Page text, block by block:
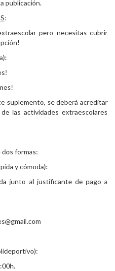
publicación.
:
pero necesitas cubrir
suplemento, se deberá acreditar
las actividades extraescolares
formas:
y cómoda):
junto al justificante de pago a